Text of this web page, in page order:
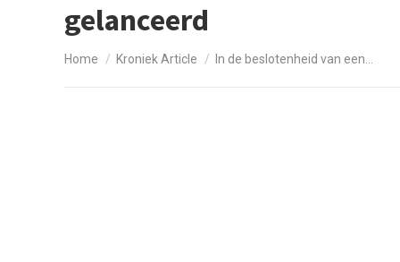
gelanceerd
Je bent hier:
Home Kroniek Article In de beslotenheid van een…